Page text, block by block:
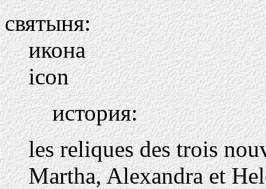
святыня:
икона
icon
история:
les reliques des trois
Martha, Alexandra et